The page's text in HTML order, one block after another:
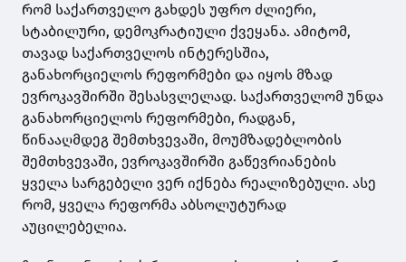
რომ საქართველო გახდეს უფრო ძლიერი,
სტაბილური, დემოკრატიული ქვეყანა. ამიტომ,
თავად საქართველოს ინტერესშია,
განახორციელოს რეფორმები და იყოს მზად
ევროკავშირში შესასვლელად. საქართველომ უნდა
განახორციელოს რეფორმები, რადგან,
წინააღმდეგ შემთხვევაში, მოუმზადებლობის
შემთხვევაში, ევროკავშირში გაწევრიანების
ყველა სარგებელი ვერ იქნება რეალიზებული. ასე
რომ, ყველა რეფორმა აბსოლუტურად
აუცილებელია.